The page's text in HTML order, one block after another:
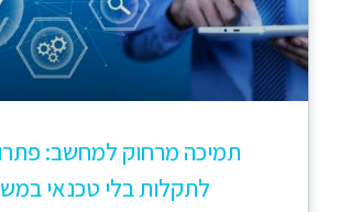
תמיכה מרחוק למחשב:
לתקלות בלי טכנאי